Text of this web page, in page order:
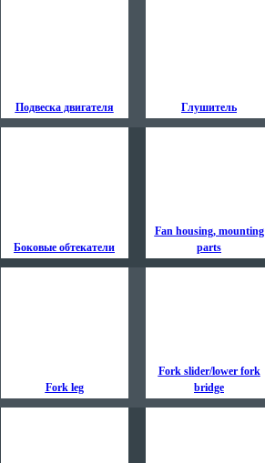
Подвеска двигателя Глушитель
Боковые обтекатели
Fan housing, mounting
parts
Fork leg
Fork slider/lower fork
bridge